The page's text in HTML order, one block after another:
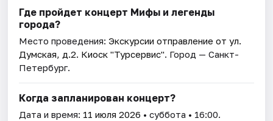
Где пройдет концерт Мифы и легенды
города?
Место проведения:Экскурсии отправление от ул.
Думская, д.2. Киоск "Турсервис". Город — Санкт-
Петербург.
Когда запланирован концерт?
Дата и время: 11 июля 2026 • суббота • 16:00.